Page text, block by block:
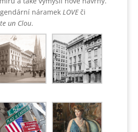
náramek LOVEči
un Clou.